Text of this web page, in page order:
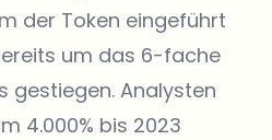
der Token eingeführt
um das 6-fache
gestiegen. Analysten
4.000% bis 2023